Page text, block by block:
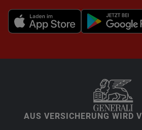
AUS VERSICHERUNG WIRD